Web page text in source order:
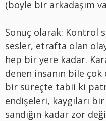
(böyle bir arkadaşım
Sonuç olarak: Kontrol
sesler, etrafta olan
hep bir yere kadar.
denen insanın bile çok
bir süreçte tabii ki
endişeleri, kaygıları
sandığın kadar zor